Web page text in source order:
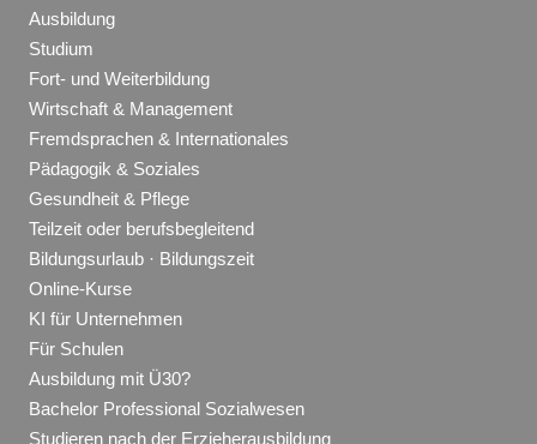
Ausbildung
Studium
Fort- und Weiterbildung
Wirtschaft & Management
Fremdsprachen & Internationales
Pädagogik & Soziales
Gesundheit & Pflege
Teilzeit oder berufsbegleitend
Bildungsurlaub · Bildungszeit
Online-Kurse
KI für Unternehmen
Für Schulen
Ausbildung mit Ü30?
Bachelor Professional Sozialwesen
Studieren nach der Erzieherausbildung